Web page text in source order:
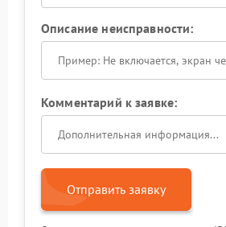
Описание неисправности:
Комментарий к заявке:
Отправить заявку